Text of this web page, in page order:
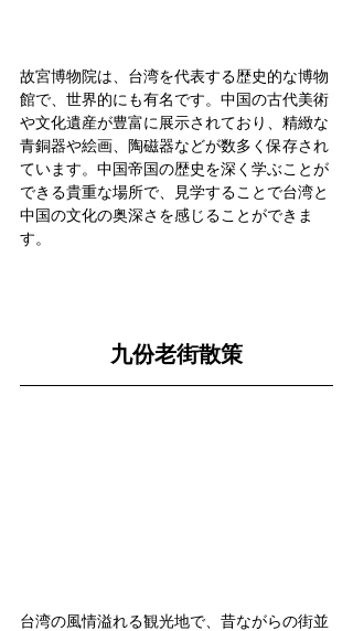
故宮博物院は、台湾を代表する歴史的な博物
館で、世界的にも有名です。中国の古代美術
や文化遺産が豊富に展示されており、精緻な
青銅器や絵画、陶磁器などが数多く保存され
ています。中国帝国の歴史を深く学ぶことが
できる貴重な場所で、見学することで台湾と
中国の文化の奥深さを感じることができま
す。
九份老街散策
台湾の風情溢れる観光地で、昔ながらの街並